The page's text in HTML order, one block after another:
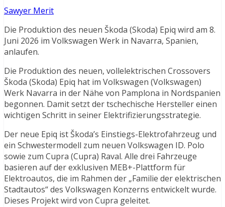
Sawyer Merit
Die Produktion des neuen Škoda (Skoda) Epiq wird am 8.
Juni 2026 im Volkswagen Werk in Navarra, Spanien,
anlaufen.
Die Produktion des neuen, vollelektrischen Crossovers
Škoda (Skoda) Epiq hat im Volkswagen (Volkswagen)
Werk Navarra in der Nähe von Pamplona in Nordspanien
begonnen. Damit setzt der tschechische Hersteller einen
wichtigen Schritt in seiner Elektrifizierungsstrategie.
Der neue Epiq ist Škoda’s Einstiegs-Elektrofahrzeug und
ein Schwestermodell zum neuen Volkswagen ID. Polo
sowie zum Cupra (Cupra) Raval. Alle drei Fahrzeuge
basieren auf der exklusiven MEB+-Plattform für
Elektroautos, die im Rahmen der „Familie der elektrischen
Stadtautos“ des Volkswagen Konzerns entwickelt wurde.
Dieses Projekt wird von Cupra geleitet.